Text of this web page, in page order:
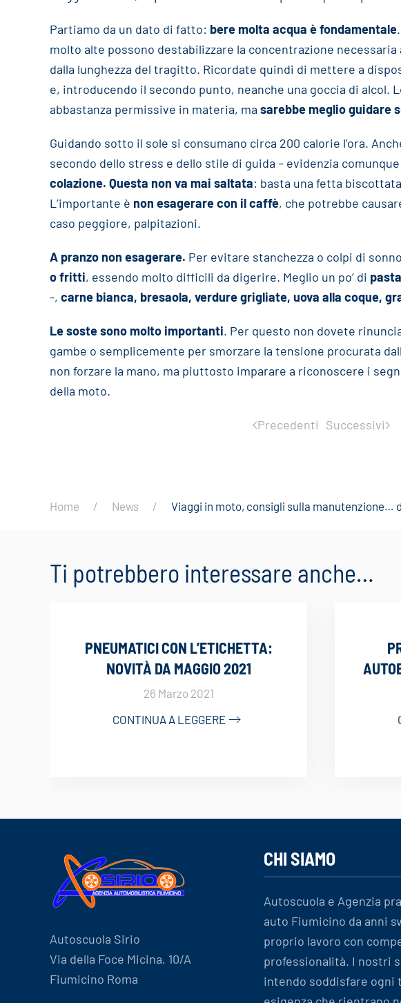
Partiamo da un dato di fatto: bere molta acqua è fondamentale
molto alte possono destabilizzare la concentrazione
dalla lunghezza del tragitto. Ricordate quindi di mettere a
e, introducendo il secondo punto, neanche una goccia di alcol.
abbastanza permissive in materia, ma sarebbe meglio guidare
Guidando sotto il sole si consumano circa 200 calorie l’ora.
secondo dello stress e dello stile di guida – evidenzia comunque
colazione. Questa non va mai saltata: basta una fetta
L’importante è non esagerare con il caffè, che potrebbe
caso peggiore, palpitazioni.
A pranzo non esagerare. Per evitare stanchezza o colpi di
o fritti, essendo molto difficili da digerire. Meglio un po’ di pasta
-, carne bianca, bresaola, verdure grigliate, uova alla coque,
Le soste sono molto importanti. Per questo non dovete
gambe o semplicemente per smorzare la tensione procurata
non forzare la mano, ma piuttosto imparare a riconoscere i
della moto.
Precedenti Successivi
Home News Viaggi in moto, consigli sulla manutenzione…
Ti potrebbero interessare anche…
PNEUMATICI CON L’ETICHETTA:
NOVITÀ DA MAGGIO 2021
26 Marzo 2021
CONTINUA A LEGGERE
Autoscuola Sirio
Via della Foce Micina, 10/A
Fiumicino Roma
CHI SIAMO
Autoscuola e Agenzia
auto Fiumicino da anni
proprio lavoro con
professionalità. I nostri
intendo soddisfare ogni